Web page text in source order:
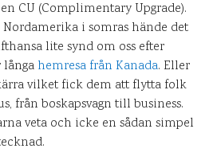
CU (Complimentary Upgrade).
i somras hände det
lite synd om oss efter
långa hemresa från Kanada. Eller
vilket fick dem att flytta folk
från boskapsvagn till business.
veta och icke en sådan simpel